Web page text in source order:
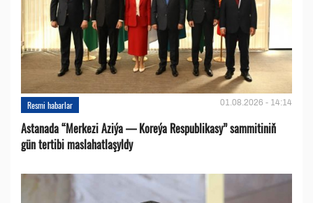
Resmi habarlar 01.08.2026 - 14:14
Astanada “Merkezi Aziýa — Koreýa Respublikasy” sammitiniň
gün tertibi maslahatlaşyldy